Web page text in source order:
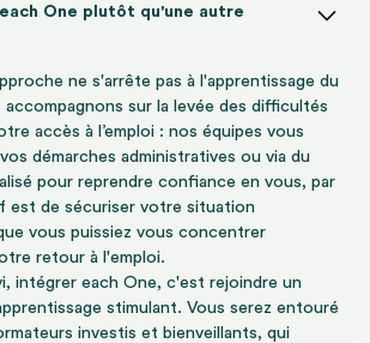
One plutôt qu'une autre
ne s'arrête pas à l'apprentissage du
sur la levée des difficultés
accès à l’emploi : nos équipes vous
démarches administratives ou via du
pour reprendre confiance en vous, par
est de sécuriser votre situation
vous puissiez vous concentrer
retour à l'emploi.
intégrer each One, c'est rejoindre un
stimulant. Vous serez entouré
investis et bienveillants, qui